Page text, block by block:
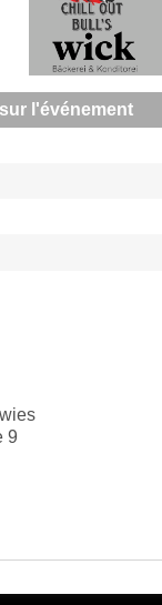
l'événement
9